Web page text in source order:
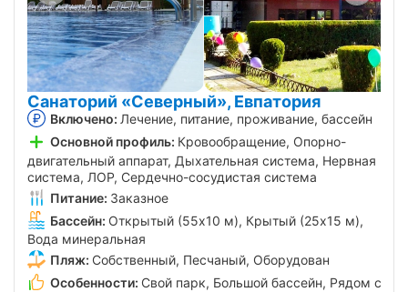
Санаторий «Северный», Евпатория
Включено: Лечение, питание, проживание, бассейн
Основной профиль: Кровообращение, Опорно-
двигательный аппарат, Дыхательная система, Нервная
система, ЛОР, Сердечно-сосудистая система
Питание: Заказное
Бассейн: Открытый (55х10 м), Крытый (25х15 м),
Вода минеральная
Пляж: Собственный, Песчаный, Оборудован
Особенности: Свой парк, Большой бассейн, Рядом с